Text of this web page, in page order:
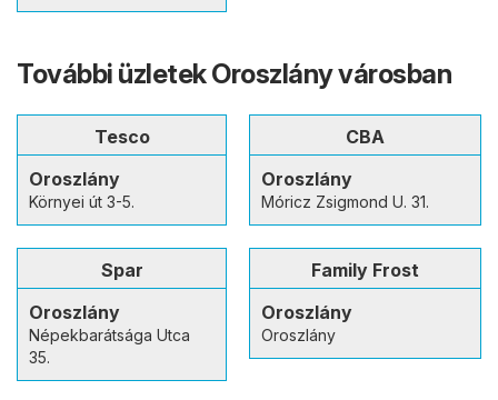
További üzletek Oroszlány városban
Tesco
Oroszlány
Környei út 3-5.
CBA
Oroszlány
Móricz Zsigmond U. 31.
Spar
Oroszlány
Népekbarátsága Utca
35.
Family Frost
Oroszlány
Oroszlány